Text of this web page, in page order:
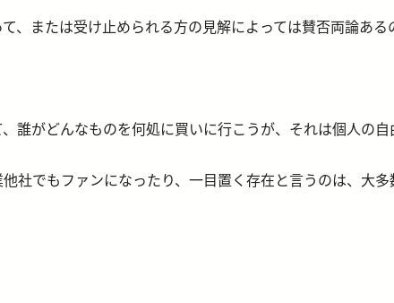
、または受け止められる方の見解によっては賛否両論ある
誰がどんなものを何処に買いに行こうが、それは個人の自
他社でもファンになったり、一目置く存在と言うのは、大